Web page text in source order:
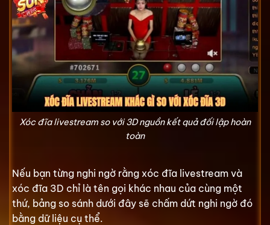
Xóc đĩa livestream so với 3D nguồn kết quả đối lập hoàn
toàn
Nếu bạn từng nghi ngờ rằng xóc đĩa livestream và
xóc đĩa 3D chỉ là tên gọi khác nhau của cùng một
thứ, bảng so sánh dưới đây sẽ chấm dứt nghi ngờ đó
bằng dữ liệu cụ thể.